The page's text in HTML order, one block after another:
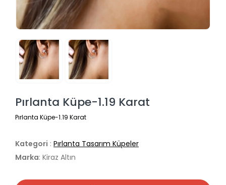
Pırlanta Küpe-1.19 Karat
Pırlanta Küpe-1.19 Karat
Kategori : Pırlanta Tasarım Küpeler
Marka: Kiraz Altın